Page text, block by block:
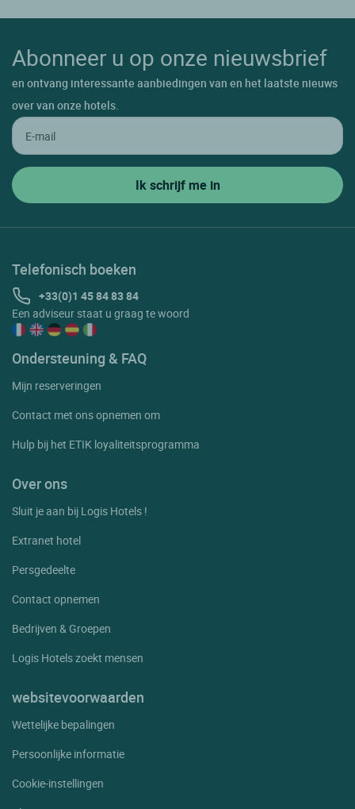
Abonneer u op onze nieuwsbrief
en ontvang interessante aanbiedingen van en het laatste nieuws
over van onze hotels.
Telefonisch boeken
+33(0)1 45 84 83 84
Een adviseur staat u graag te woord
Ondersteuning & FAQ
Mijn reserveringen
Contact met ons opnemen om
Hulp bij het ETIK loyaliteitsprogramma
Over ons
Sluit je aan bij Logis Hotels !
Extranet hotel
Persgedeelte
Contact opnemen
Bedrijven & Groepen
Logis Hotels zoekt mensen
websitevoorwaarden
Wettelijke bepalingen
Persoonlijke informatie
Cookie-instellingen